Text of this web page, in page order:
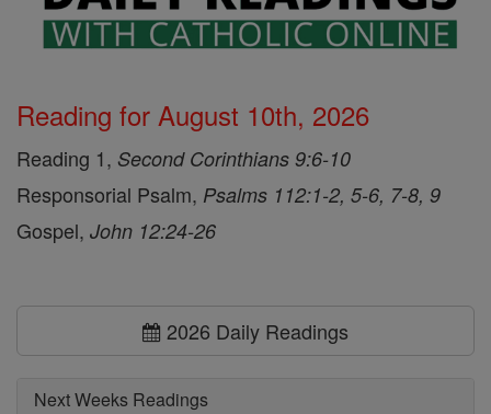
Reading for August 10th, 2026
Reading 1, Second Corinthians 9:6-10
Responsorial Psalm, Psalms 112:1-2, 5-6, 7-8, 9
Gospel, John 12:24-26
2026 Daily Readings
Next Weeks Readings